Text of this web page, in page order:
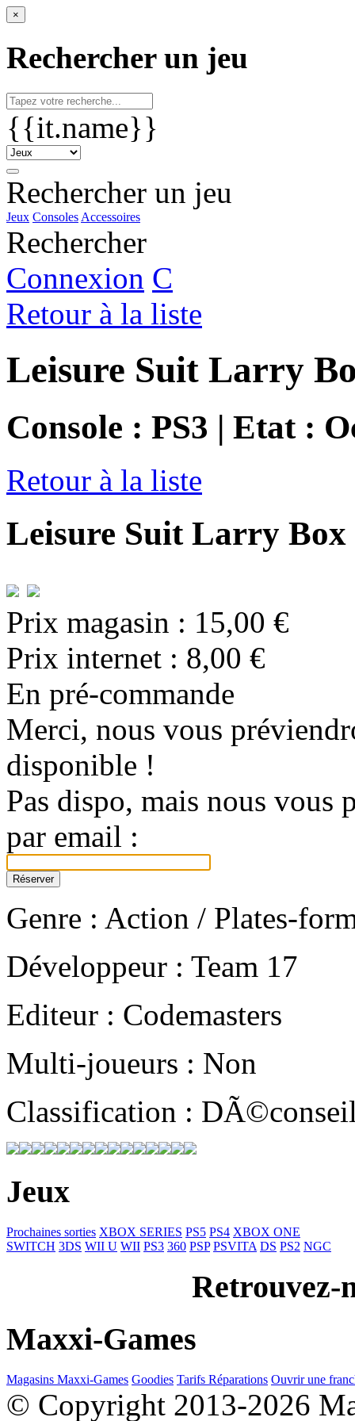
×
Rechercher un jeu
{{it.name}}
Rechercher un jeu
Jeux Consoles Accessoires
Rechercher
Connexion C
Retour à la liste
Leisure Suit Larry
Console : PS3 | Etat :
Retour à la liste
Leisure Suit Larry Box
Prix magasin : 15,00 €
Prix internet : 8,00 €
En pré-commande
Merci, nous vous
disponible !
Pas dispo, mais nous vous
par email :
Genre : Action / Plates-
Développeur : Team 17
Editeur : Codemasters
Multi-joueurs : Non
Classification :
Jeux
Prochaines sorties XBOX SERIES PS5 PS4 XBOX ONE
SWITCH 3DS WII U WII PS3 360 PSP PSVITA DS PS2 NGC
Retrouvez-
Maxxi-Games
Magasins Maxxi-Games Goodies Tarifs Réparations Ouvrir une
© Copyright 2013-2026